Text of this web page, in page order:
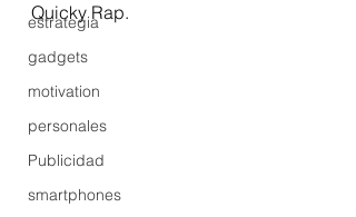
estrategia
gadgets
motivation
personales
Publicidad
smartphones
Quicky Rap.